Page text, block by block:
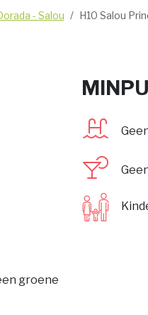
- Salou H10 Salou
groene